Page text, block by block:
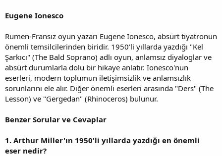
Eugene Ionesco
Rumen-Fransız oyun yazarı Eugene Ionesco, absürt tiyatronun
önemli temsilcilerinden biridir. 1950'li yıllarda yazdığı "Kel
Şarkıcı" (The Bald Soprano) adlı oyun, anlamsız diyaloglar ve
absürt durumlarla dolu bir hikaye anlatır. Ionesco'nun
eserleri, modern toplumun iletişimsizlik ve anlamsızlık
sorunlarını ele alır. Diğer önemli eserleri arasında "Ders" (The
Lesson) ve "Gergedan" (Rhinoceros) bulunur.
Benzer Sorular ve Cevaplar
1. Arthur Miller'ın 1950'li yıllarda yazdığı en önemli
eser nedir?